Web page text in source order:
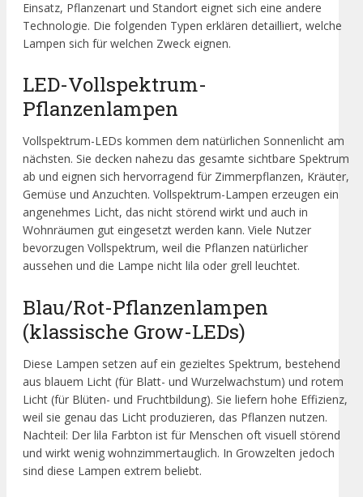
Einsatz, Pflanzenart und Standort eignet sich eine andere
Technologie. Die folgenden Typen erklären detailliert, welche
Lampen sich für welchen Zweck eignen.
LED-Vollspektrum-
Pflanzenlampen
Vollspektrum-LEDs kommen dem natürlichen Sonnenlicht am
nächsten. Sie decken nahezu das gesamte sichtbare Spektrum
ab und eignen sich hervorragend für Zimmerpflanzen, Kräuter,
Gemüse und Anzuchten. Vollspektrum-Lampen erzeugen ein
angenehmes Licht, das nicht störend wirkt und auch in
Wohnräumen gut eingesetzt werden kann. Viele Nutzer
bevorzugen Vollspektrum, weil die Pflanzen natürlicher
aussehen und die Lampe nicht lila oder grell leuchtet.
Blau/Rot-Pflanzenlampen
(klassische Grow-LEDs)
Diese Lampen setzen auf ein gezieltes Spektrum, bestehend
aus blauem Licht (für Blatt- und Wurzelwachstum) und rotem
Licht (für Blüten- und Fruchtbildung). Sie liefern hohe Effizienz,
weil sie genau das Licht produzieren, das Pflanzen nutzen.
Nachteil: Der lila Farbton ist für Menschen oft visuell störend
und wirkt wenig wohnzimmertauglich. In Growzelten jedoch
sind diese Lampen extrem beliebt.